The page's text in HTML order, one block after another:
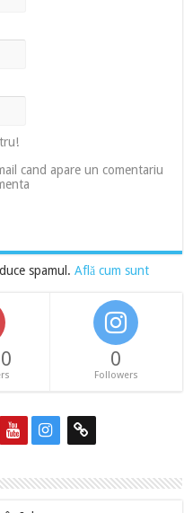
cand apare un comentariu
spamul.Află cum sunt
0
Followers